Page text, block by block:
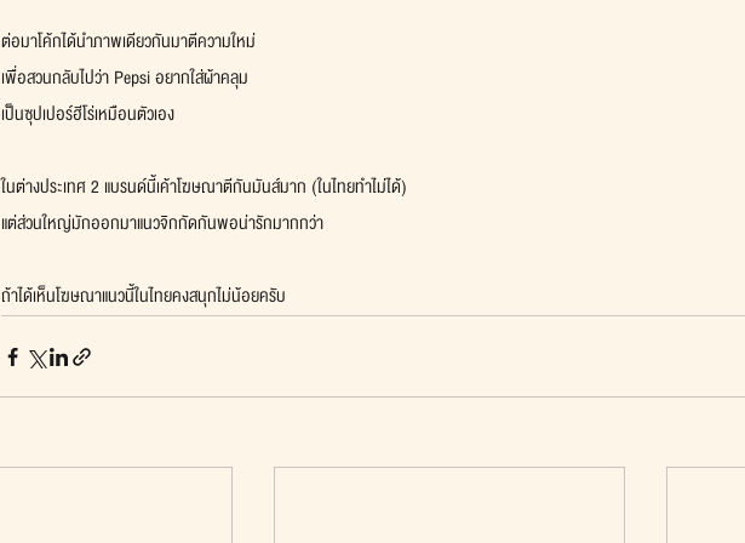
ต่อมาโค้กได้นำภาพเดียวกันมาตีความใหม่
เพื่อสวนกลับไปว่า Pepsi อยากใส่ผ้าคลุม
เป็นซุปเปอร์ฮีโร่เหมือนตัวเอง
ในต่างประเทศ 2 แบรนด์นี้เค้าโฆษณาตีกันมันส์มาก (ในไทยทำไม่ได้)
แต่ส่วนใหญ่มักออกมาแนวจิกกัดกันพอน่ารักมากกว่า
ถ้าได้เห็นโฆษณาแนวนี้ในไทยคงสนุกไม่น้อยครับ